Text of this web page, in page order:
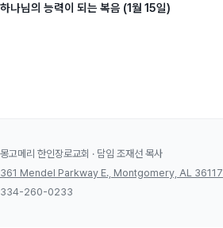
하나님의 능력이 되는 복음 (1월 15일)
몽고메리 한인장로교회 · 담임 조재선 목사
361 Mendel Parkway E., Montgomery, AL 36117
334-260-0233